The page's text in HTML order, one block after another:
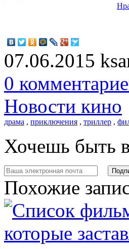
07.06.2015
0
Новости кино
драма , приключения , триллер ,
Хочешь быть
Похожие